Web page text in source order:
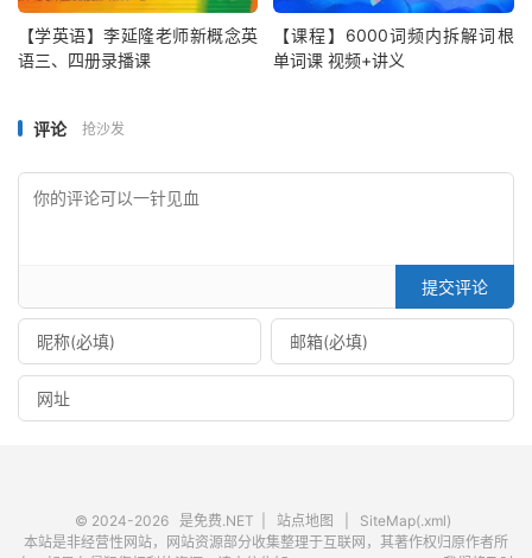
【学英语】李延隆老师新概念英
语三、四册录播课
【课程】6000词频内拆解词根
单词课 视频+讲义
评论 抢沙发
提交评论
© 2024-2026 是免费.NET 站点地图
SiteMap(.xml)
本站是非经营性网站，网站资源部分收集整理于互联网，其著作权归原作者所